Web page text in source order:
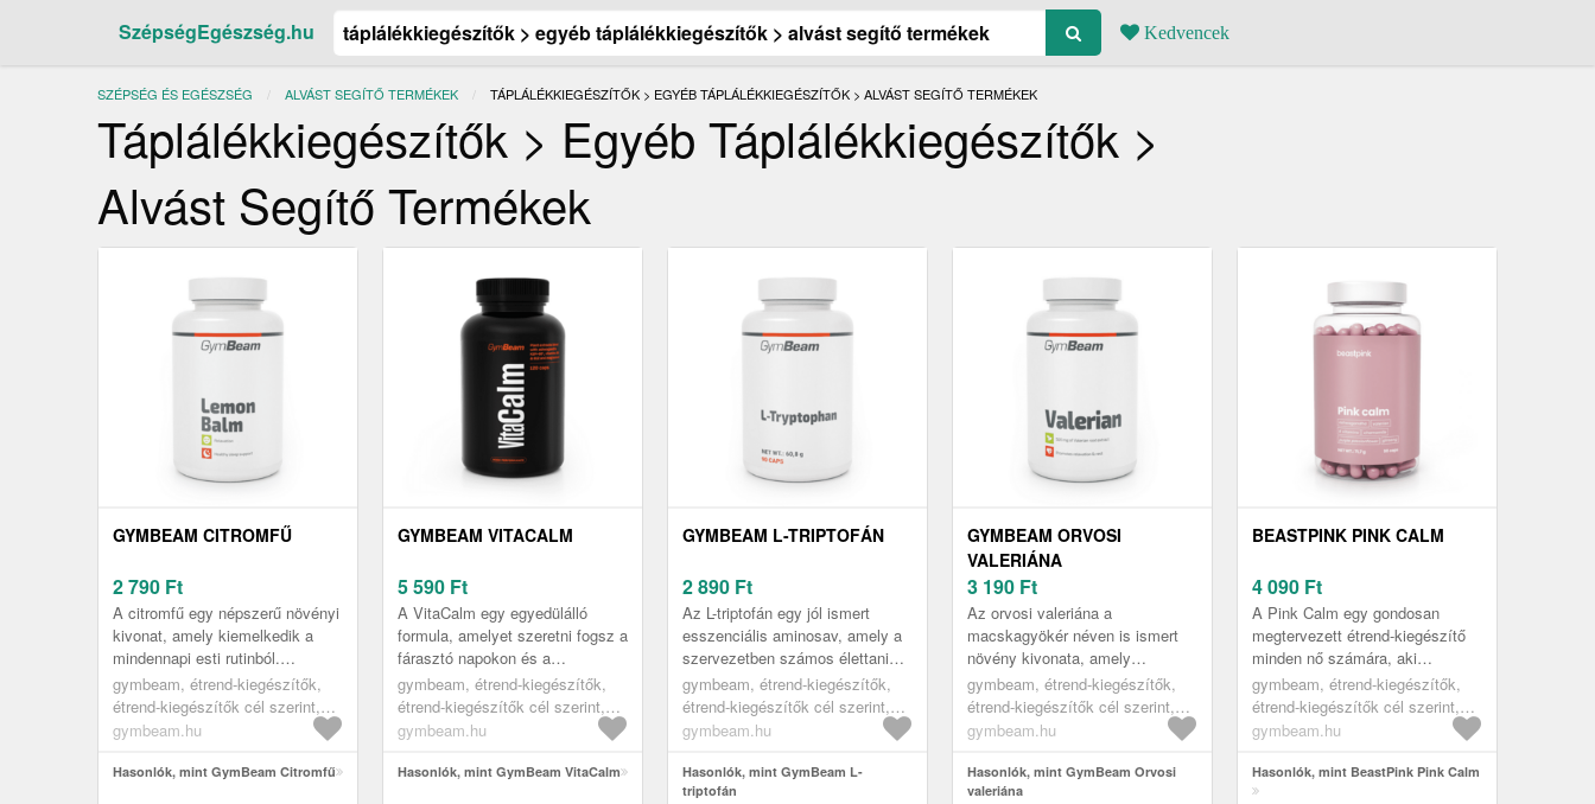
SzépségEgészség.hu Kedvencek
SZÉPSÉG ÉS EGÉSZSÉG ALVÁST SEGÍTŐ TERMÉKEK JELENLEGI:
TÁPLÁLÉKKIEGÉSZÍTŐK > EGYÉB TÁPLÁLÉKKIEGÉSZÍTŐK > ALVÁST SEGÍTŐ TERMÉKEK
Táplálékkiegészítők > Egyéb Táplálékkiegészítők >
Alvást Segítő Termékek
GYMBEAM CITROMFŰ
2 790 Ft
A citromfű egy népszerű növényi
kivonat, amely kiemelkedik a
mindennapi esti rutinból.
Koncentrált formában, két
praktikus kapszulával könnyedén
me...
gymbeam, étrend-kiegészítők,
étrend-kiegészítők cél szerint,
alvást segítő termékek
gymbeam.hu
Hasonlók, mint GymBeam Citromfű
GYMBEAM VITACALM
5 590 Ft
A VitaCalm egy egyedülálló
formula, amelyet szeretni fogsz a
fárasztó napokon és a
rendszeres esti rituálé részeként.
Ashwagandhát, citromfüvet, éd...
gymbeam, étrend-kiegészítők,
étrend-kiegészítők cél szerint,
alvást segítő termékek
gymbeam.hu
Hasonlók, mint GymBeam VitaCalm
GYMBEAM L-TRIPTOFÁN
2 890 Ft
Az L-triptofán egy jól ismert
esszenciális aminosav, amely a
szervezetben számos élettani
folyamatban játszik szerepet.
Ebben a termékben koncentrá...
gymbeam, étrend-kiegészítők,
étrend-kiegészítők cél szerint,
alvást segítő termékek
gymbeam.hu
Hasonlók, mint GymBeam L-
triptofán
GYMBEAM ORVOSI
VALERIÁNA
3 190 Ft
Az orvosi valeriána a
macskagyökér néven is ismert
növény kivonata, amely
praktikus kapszulaformában
kapható. A 0, 8%-os
valerénsavra standardizált...
gymbeam, étrend-kiegészítők,
étrend-kiegészítők cél szerint,
alvást segítő termékek
gymbeam.hu
Hasonlók, mint GymBeam Orvosi
valeriána
BEASTPINK PINK CALM
4 090 Ft
A Pink Calm egy gondosan
megtervezett étrend-kiegészítő
minden nő számára, aki
gondoskodni szeretne magáról.
Növényi kivonatokat és
válogatott vita...
gymbeam, étrend-kiegészítők,
étrend-kiegészítők cél szerint,
alvást segítő termékek
gymbeam.hu
Hasonlók, mint BeastPink Pink Calm